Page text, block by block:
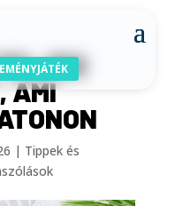
AMI
| Tippek és